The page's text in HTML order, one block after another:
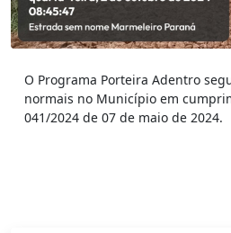
O Programa Porteira Adentro
normais no Município em
041/2024 de 07 de maio de 2024.